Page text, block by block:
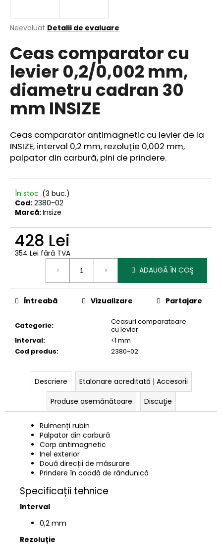
Evaluarea
a
produsului
este
0,0
din
5
stele.
Neevaluat Detalii de evaluare
Ceas comparator cu
levier 0,2/0,002 mm,
diametru cadran 30
mm INSIZE
Ceas comparator antimagnetic cu levier de la
INSIZE, interval 0,2 mm, rezoluție 0,002 mm,
palpator din carbură, pini de prindere.
În stoc (3 buc.)
Cod: 2380-02
Marcă:Insize
428 Lei
354 Lei fără TVA
ADAUGĂ ÎN COŞ
Categorie:
Ceasuri comparatoare
cu levier
Interval:
<1 mm
Cod produs: 2380-02
Întreabă Vizualizare Partajare
Descriere
Etalonare acreditată | Accesorii
Produse asemănătoare
Discuţie
Rulmenți rubin
Palpator din carbură
Corp antimagnetic
Inel exterior
Două direcții de măsurare
Prindere în coadă de rândunică
Specificații tehnice
Interval
0,2 mm
Rezoluție
ă
r
e
c
o
m
a
n
d
ă
m